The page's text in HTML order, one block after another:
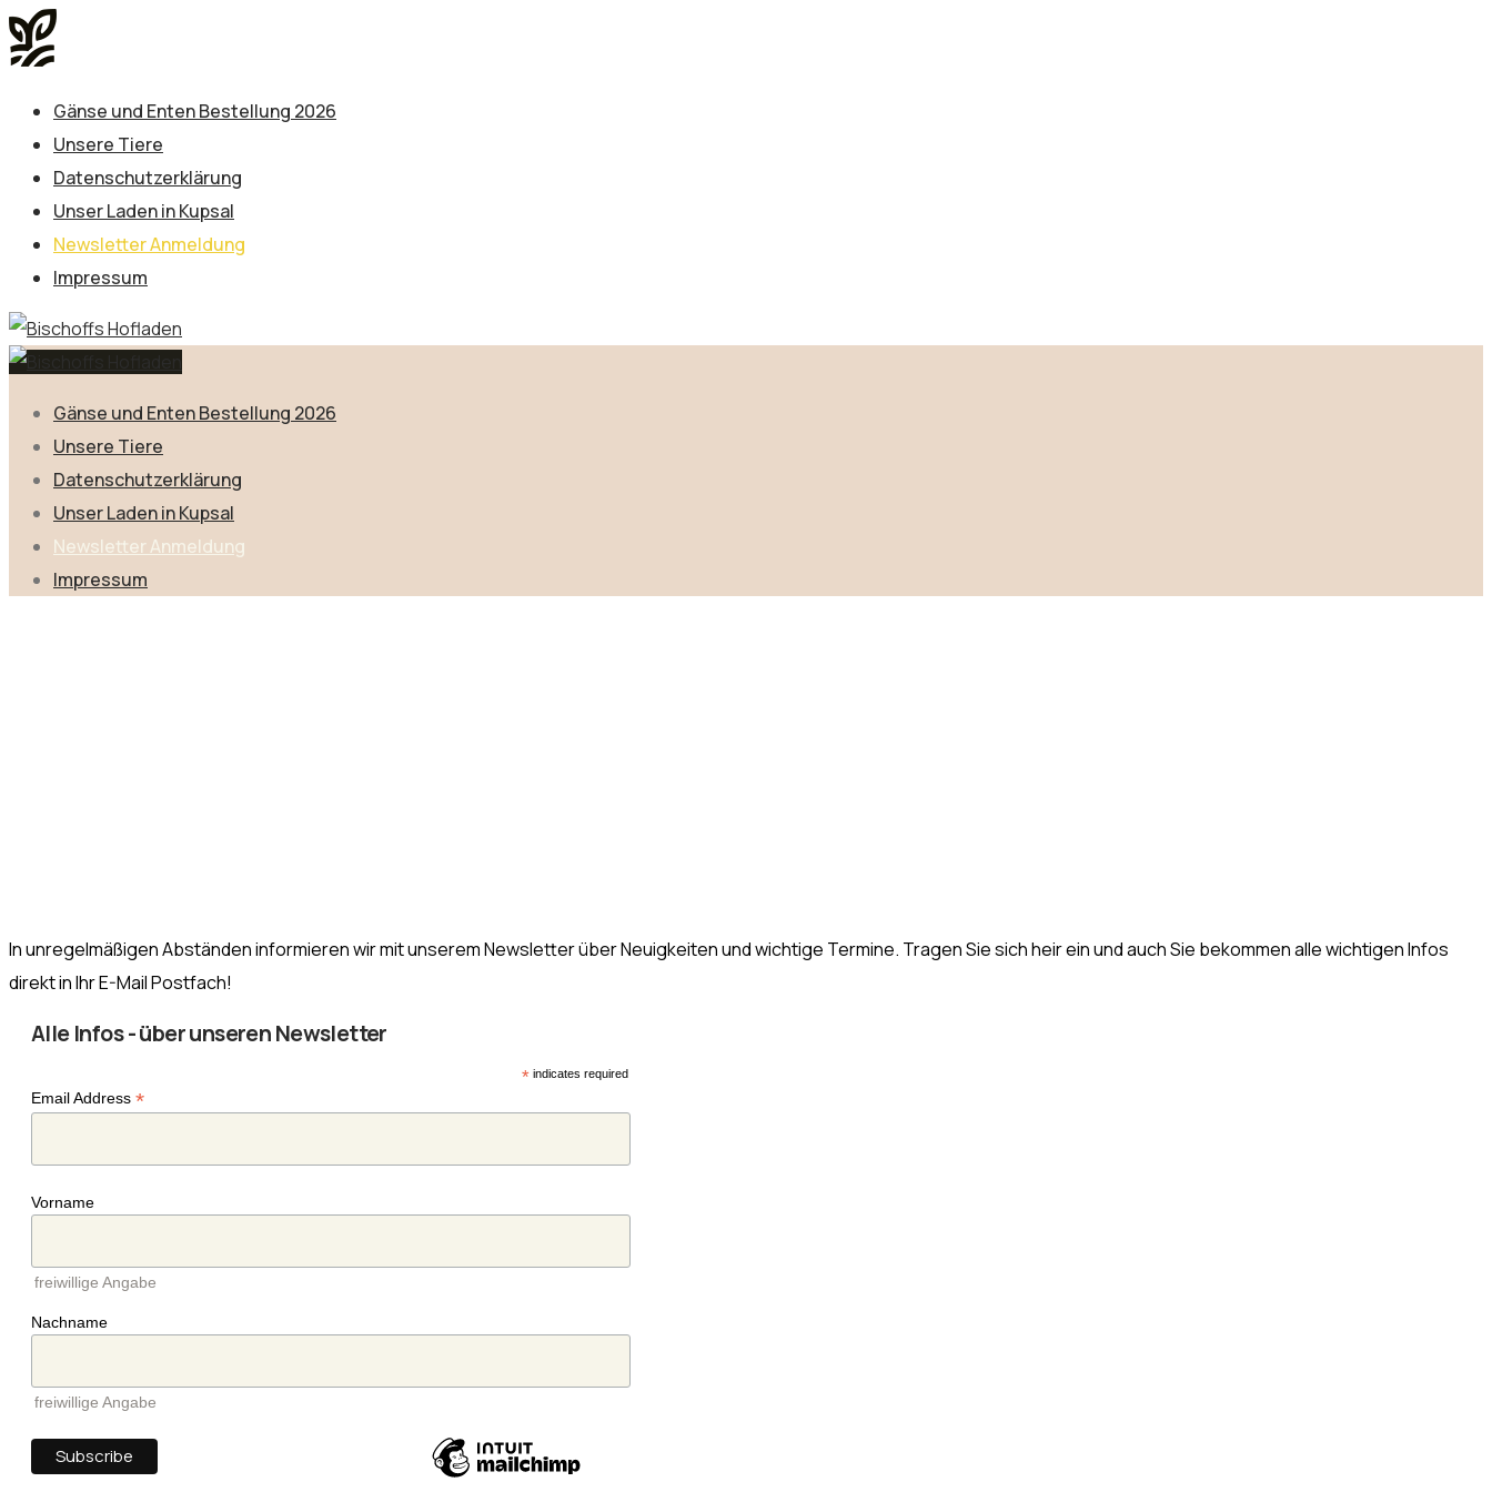
Gänse und Enten Bestellung 2026
Unsere Tiere
Datenschutzerklärung
Unser Laden in Kupsal
Newsletter Anmeldung
Impressum
Gänse und Enten Bestellung 2026
Unsere Tiere
Datenschutzerklärung
Unser Laden in Kupsal
Newsletter Anmeldung
Impressum
In unregelmäßigen Abständen informieren wir mit unserem Newsletter über Neuigkeiten und wichtige Termine. Tragen Sie sich heir ein und auch Sie bekommen alle wichtigen Infos
direkt in Ihr E-Mail Postfach!
Alle Infos - über unseren Newsletter
*indicates required
Email Address *
Vorname
freiwillige Angabe
Nachname
freiwillige Angabe